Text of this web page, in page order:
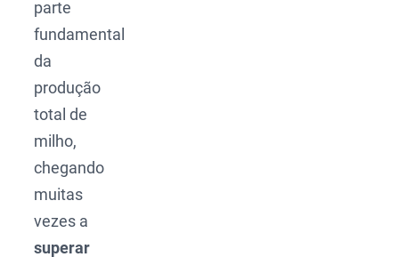
parte
fundamental
da
produção
total de
milho,
chegando
muitas
vezes a
superar